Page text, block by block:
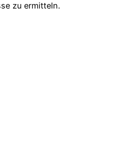
zu ermitteln.